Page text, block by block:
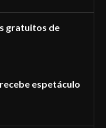
gratuitos de
espetáculo